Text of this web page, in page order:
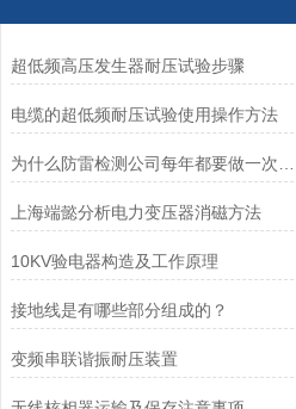
超低频高压发生器耐压试验步骤
电缆的超低频耐压试验使用操作方法
上海端懿分析电力变压器消磁方法
10KV验电器构造及工作原理
接地线是有哪些部分组成的？
变频串联谐振耐压装置